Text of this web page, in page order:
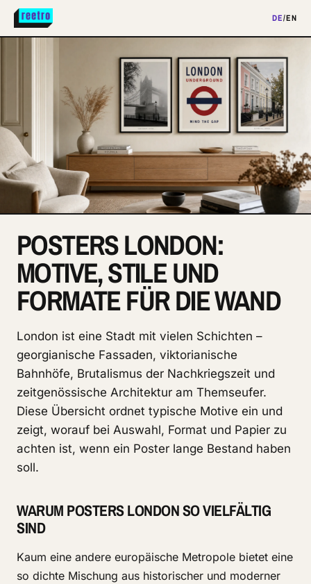
DE/EN
POSTERS LONDON:
MOTIVE, STILE UND
FORMATE FÜR DIE WAND
London ist eine Stadt mit vielen Schichten –
georgianische Fassaden, viktorianische
Bahnhöfe, Brutalismus der Nachkriegszeit und
zeitgenössische Architektur am Themseufer.
Diese Übersicht ordnet typische Motive ein und
zeigt, worauf bei Auswahl, Format und Papier zu
achten ist, wenn ein Poster lange Bestand haben
soll.
WARUM POSTERS LONDON SO VIELFÄLTIG
SIND
Kaum eine andere europäische Metropole bietet eine
so dichte Mischung aus historischer und moderner